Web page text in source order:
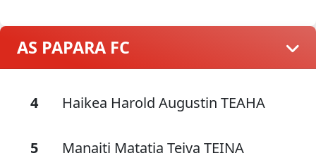
AS PAPARA FC
4 Haikea Harold Augustin TEAHA
5 Manaiti Matatia Teiva TEINA